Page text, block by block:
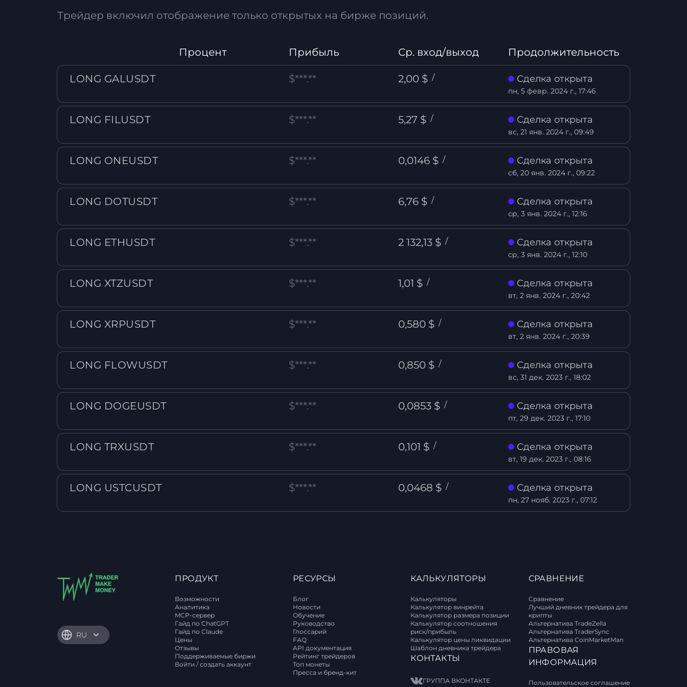
Трейдер включил отображение только открытых на бирже позиций.
Процент Прибыль Ср. вход/выход Продолжительность
LONG GALUSDT $***.** 2,00 $ / Сделка открыта
пн, 5 февр. 2024 г., 17:46
LONG FILUSDT $***.** 5,27 $ / Сделка открыта
вс, 21 янв. 2024 г., 09:49
LONG ONEUSDT $***.** 0,0146 $ / Сделка открыта
сб, 20 янв. 2024 г., 09:22
LONG DOTUSDT $***.** 6,76 $ / Сделка открыта
ср, 3 янв. 2024 г., 12:16
LONG ETHUSDT $***.** 2 132,13 $ / Сделка открыта
ср, 3 янв. 2024 г., 12:10
LONG XTZUSDT $***.** 1,01 $ / Сделка открыта
вт, 2 янв. 2024 г., 20:42
LONG XRPUSDT $***.** 0,580 $ / Сделка открыта
вт, 2 янв. 2024 г., 20:39
LONG FLOWUSDT $***.** 0,850 $ / Сделка открыта
вс, 31 дек. 2023 г., 18:02
LONG DOGEUSDT $***.** 0,0853 $ / Сделка открыта
пт, 29 дек. 2023 г., 17:10
LONG TRXUSDT $***.** 0,101 $ / Сделка открыта
вт, 19 дек. 2023 г., 08:16
LONG USTCUSDT $***.** 0,0468 $ / Сделка открыта
пн, 27 нояб. 2023 г., 07:12
RU
ПРОДУКТ
Возможности
Аналитика
MCP-сервер
Гайд по ChatGPT
Гайд по Claude
Цены
Отзывы
Поддерживаемые биржи
Войти / создать аккаунт
РЕСУРСЫ
Блог
Новости
Обучение
Руководство
Глоссарий
FAQ
API документация
Рейтинг трейдеров
Топ монеты
Пресса и бренд-кит
КАЛЬКУЛЯТОРЫ
Калькуляторы
Калькулятор винрейта
Калькулятор размера позиции
Калькулятор соотношения
риск/прибыль
Калькулятор цены ликвидации
Шаблон дневника трейдера
КОНТАКТЫ
ГРУППА ВКОНТАКТЕ
СРАВНЕНИЕ
Сравнение
Лучший дневник трейдера для
крипты
Альтернатива TradeZella
Альтернатива TraderSync
Альтернатива CoinMarketMan
ПРАВОВАЯ
ИНФОРМАЦИЯ
Пользовательское соглашение